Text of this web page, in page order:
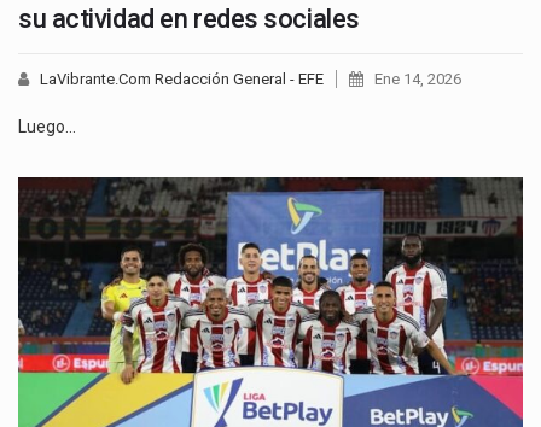
su actividad en redes sociales
LaVibrante.Com Redacción General - EFE Ene 14, 2026
Luego…